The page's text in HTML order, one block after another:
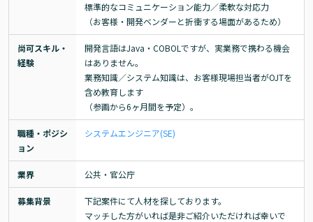
標準的なコミュニケーション能力／柔軟な対応力
（お客様・開発ベンダーと折衝する場面があるため）
尚可スキル・
経験
開発言語はJava・COBOLですが、実業務で携わる機会
はありません。
業務知識／システム知識は、お客様現場担当者がOJTを
含め教育します
（参画から6ヶ月間を予定）。
職種・ポジシ
ョン
システムエンジニア(SE)
業界 公共・官公庁
募集背景
下記案件にて人材を探しております。
マッチした方がいれば是非ご紹介いただければ幸いで